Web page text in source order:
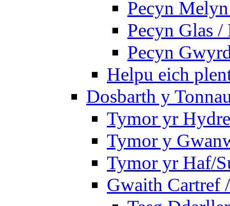
Pecyn
Pecyn Glas /
Pecyn
Helpu eich
Dosbarth y
Tymor yr
Tymor y
Tymor yr Haf/
Gwaith Cartref